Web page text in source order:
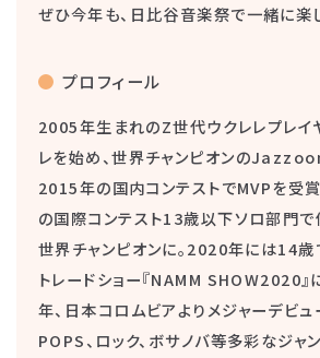
ぜひ今年も、日比谷音楽祭で一緒に楽
プロフィール
2005年生まれのZ世代ウクレレプレイ
レを始め、世界チャンピオンの
2015年の国内コンテストでMVPを受
の国際コンテスト13歳以下ソロ部門で
世界チャンピオンに。2020年には14
トレードショー『NAMM SHOW2020』
年、日本コロムビアよりメジャーデビュ
POPS、ロック、ボサノバ等多彩なジャ